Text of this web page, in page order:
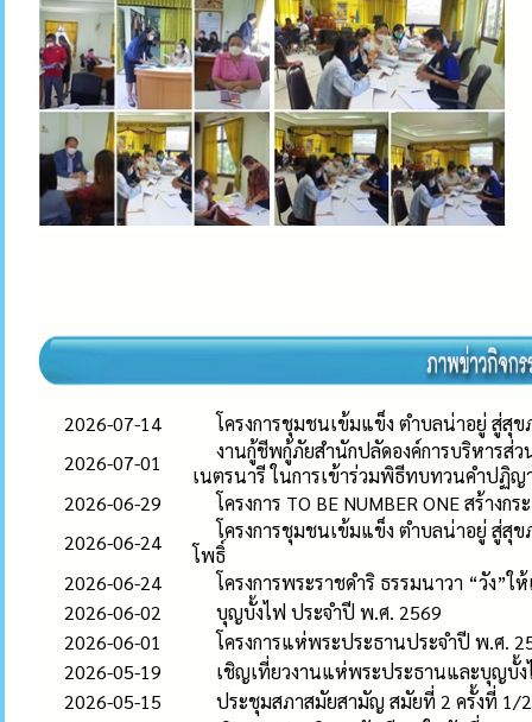
2026-07-14
โครงการชุมชนเข้มแข็ง ตำบลน่าอยู่ สู่สุ
2026-07-01
งานกู้ชีพกู้ภัยสำนักปลัดองค์การบริหารส่ว
เนตรนารี ในการเข้าร่วมพิธีทบทวนคำปฏิ
2026-06-29
โครงการ TO BE NUMBER ONE สร้า
2026-06-24
โครงการชุมชนเข้มแข็ง ตำบลน่าอยู่ สู่สุ
โพธิ์
2026-06-24
โครงการพระราชดำริ ธรรมนาวา “วัง”
2026-06-02
บุญบั้งไฟ ประจำปี พ.ศ. 2569
2026-06-01
โครงการแห่พระประธานประจำปี พ.ศ.
2026-05-19
เชิญเที่ยวงานแห่พระประธานและบุญบั้ง
2026-05-15
ประชุมสภาสมัยสามัญ สมัยที่ 2 ครั้งที่ 1/